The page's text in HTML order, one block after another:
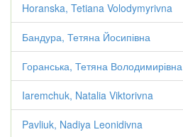
Horanska, Tetiana Volodymyrivna
Бандура, Тетяна Йосипівна
Горанська, Тетяна Володимирівна
Iaremchuk, Natalia Viktorivna
Pavliuk, Nadiya Leonidivna